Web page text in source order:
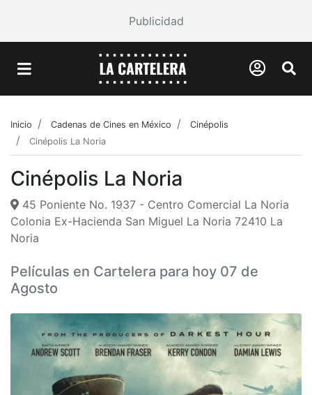
Publicidad
Inicio Cadenas de Cines en México
Cinépolis
Cinépolis La Noria
Cinépolis La Noria
45 Poniente No. 1937 - Centro Comercial La Noria
Colonia Ex-Hacienda San Miguel La Noria 72410 La
Noria
Películas en Cartelera para hoy 07 de
Agosto